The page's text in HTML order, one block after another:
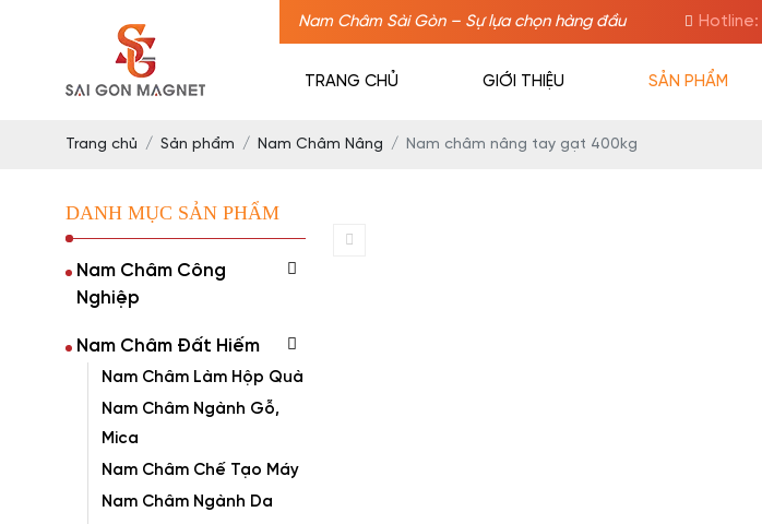
Nam Châm Sài Gòn – Sự lựa chọn hàng đầu Hotline:
TRANG CHỦ GIỚI THIỆU SẢN PHẨM
Trang chủ Sản phẩm Nam Châm Nâng Nam châm nâng tay gạt 400kg
DANH MỤC SẢN PHẨM
Nam Châm Công
Nghiệp
Nam Châm Đất Hiếm
Nam Châm Làm Hộp Quà
Nam Châm Ngành Gỗ,
Mica
Nam Châm Chế Tạo Máy
Nam Châm Ngành Da